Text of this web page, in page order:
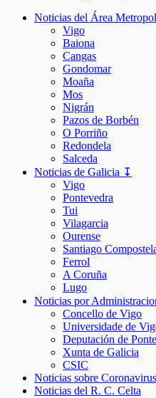
Noticias del Área
Vigo
Baiona
Cangas
Gondomar
Moaña
Mos
Nigrán
Pazos de Borbén
O Porriño
Redondela
Salceda
Noticias de Galicia ↧
Vigo
Pontevedra
Tui
Vilagarcia
Ourense
Santiago
Ferrol
A Coruña
Lugo
Noticias por
Concello de Vigo
Universidade de
Deputación de
Xunta de Galicia
CSIC
Noticias sobre
Noticias del R. C. Celta